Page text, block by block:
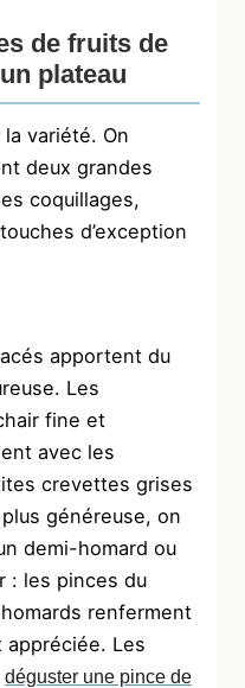
de fruits de
plateau
variété. On
deux grandes
coquillages,
d’exception
apportent du
Les
fine et
avec les
crevettes grises
généreuse, on
demi-homard ou
: les pinces du
renferment
appréciée. Les
déguster une pince de